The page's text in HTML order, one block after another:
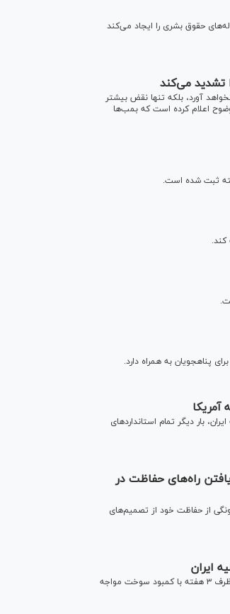
حقوق بشری را ایجاد می‌کند
تشدید می‌کند
آورد، بلکه تنها نقض بیشتر
اعلام کرده است که بمب‌ها
کند.
پناهجویان به همراه دارد.
آمریکا
بار دیگر تمام استانداردهای
راه‌های حفاظت در
از حفاظت خود از تصمیم‌های
ایران
چندین فرودگاه اروپایی هشدار داده‌اند که اگر تنگه هرمز به روی تحویل سوخت بسته بماند، ممکن است ظرف ۳ هفته با کمبود سوخت مواجه